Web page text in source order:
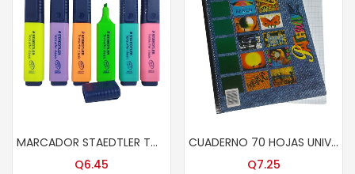
MARCADOR STAEDTLER TOPSTAR 364 FLUORESCENTE COLORES
Q6.45
CUADERNO 70 HOJAS UNIVERSITARIO #1 C/ESPIRAL 5MM
Q7.25